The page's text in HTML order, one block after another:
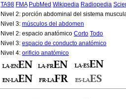
TA98 FMA PubMed Wikipedia Radiopedia
Nivel 2: porción abdominal del sistema
Nivel 3: músculos del abdomen
Nivel 2: espacio anatómico Corto Todo
Nivel 3: espacio de conducto anatómico
Nivel 4: orificio anatómico